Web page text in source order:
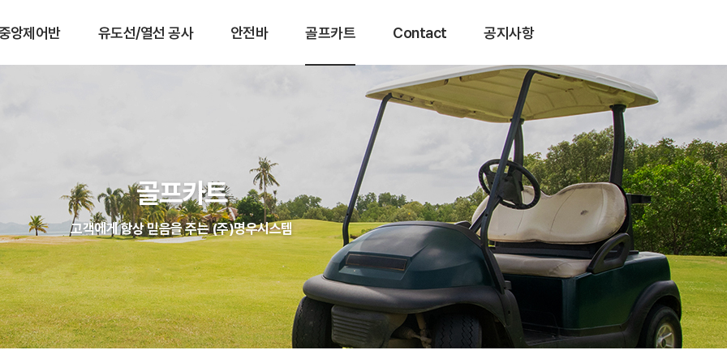
앙제어반 유도선/열선 공사 안전바 골프카트 Contact 공지사항
골프카트
고객에게 항상 믿음을 주는 (주)명우시스템